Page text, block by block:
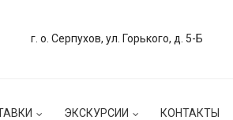
г. о. Серпухов, ул. Горького, д. 5-Б
ЭКСКУРСИИ КОНТАКТЫ